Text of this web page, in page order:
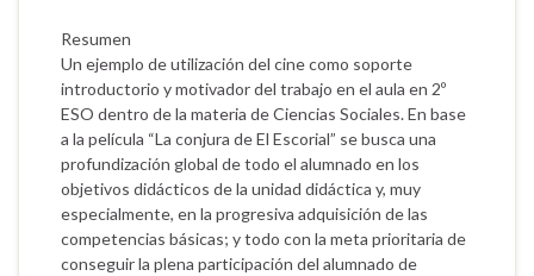
Resumen
Un ejemplo de utilización del cine como soporte
introductorio y motivador del trabajo en el aula en 2º
ESO dentro de la materia de Ciencias Sociales. En base
a la película “La conjura de El Escorial” se busca una
profundización global de todo el alumnado en los
objetivos didácticos de la unidad didáctica y, muy
especialmente, en la progresiva adquisición de las
competencias básicas; y todo con la meta prioritaria de
conseguir la plena participación del alumnado de